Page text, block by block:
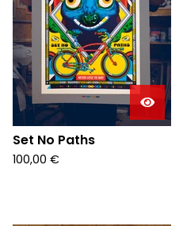
Set No Paths
100,00 €